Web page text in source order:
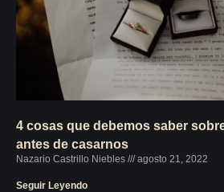
4 cosas que debemos saber
antes de casarnos
Nazario Castrillo Niebles agosto 21, 2022
Seguir Leyendo